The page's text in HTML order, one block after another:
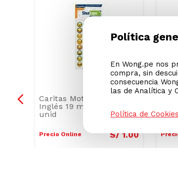
Caritas Motivadoras
Inglés 19 mm Bolsa 56
unid
Precio Online S/ 1.00
Política
En Wong.pe nos
compra, sin
consecuencia
las de Analítica y
Política de Cookies